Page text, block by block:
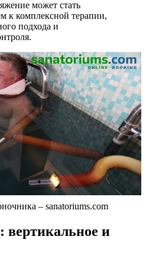
может стать
к комплексной терапии,
подхода и
– sanatoriums.com
и